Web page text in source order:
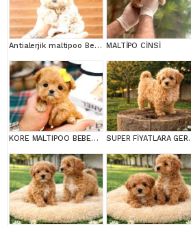
Antialerjik maltipoo Bebeklerim MALTİPO CİNSİ
KORE MALTIPOO BEBEKLERIM SUPER